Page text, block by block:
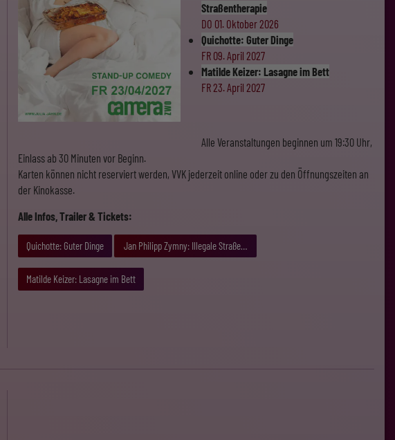
Straßentherapie
DO 01. Oktober 2026
Quichotte: Guter Dinge
FR 09. April 2027
Matilde Keizer: Lasagne im Bett
FR 23. April 2027
Alle Veranstaltungen beginnen um 19:30 Uhr,
Einlass ab 30 Minuten vor Beginn.
Karten können nicht reserviert werden, VVK jederzeit online oder zu den Öffnungszeiten an
der Kinokasse.
Alle Infos, Trailer & Tickets:
Quichotte: Guter Dinge Jan Philipp Zymny: Illegale Straßentherapie
Matilde Keizer: Lasagne im Bett